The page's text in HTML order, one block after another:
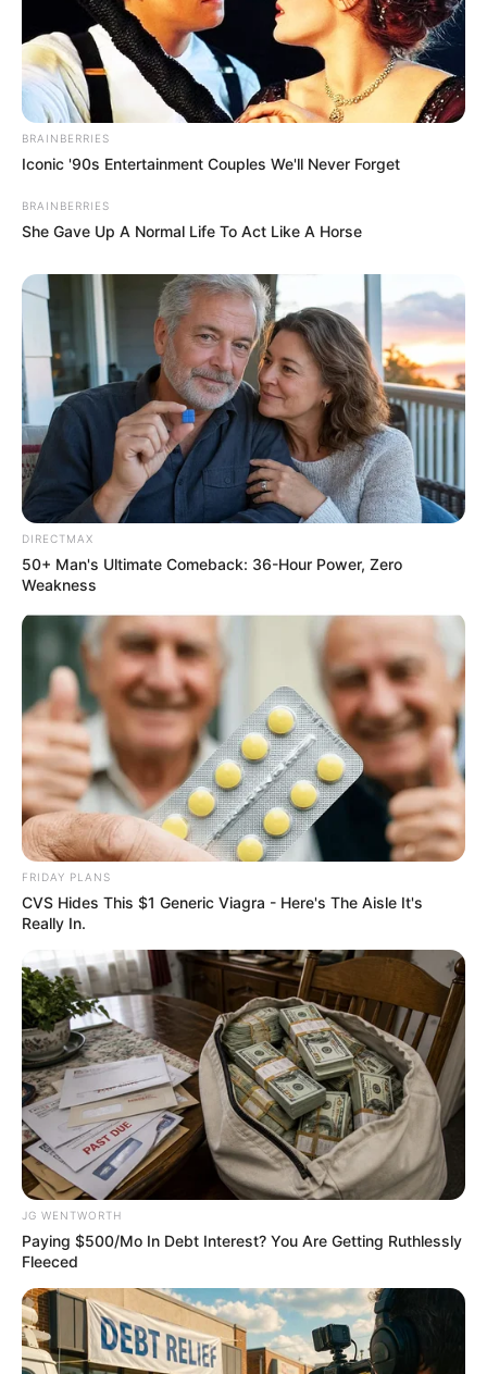
ดูดวง ความรัก ราศีกันย์ (เกิดวันที่ 16 ก.ย. – 16 ต.ค.)
ประจำเดือน สิงหาคม 2556
ดูดวง ความรัก ราศีตุลย์ (เกิดวันที่ 17 ต.ค. – 15 พ.ย.)
ประจำเดือน สิงหาคม 2556
ดูดวง ความรัก ราศีพิจิก (เกิดวันที่ 16 พ.ย. – 14 ธ.ค.)
ประจำเดือน สิงหาคม 2556
ดูดวง ความรัก ราศีธนู (เกิดวันที่ 15 ธ.ค. – 13 ม.ค.)
ประจำเดือน สิงหาคม 2556
BRAINBERRIES
Iconic '90s Entertainment Couples We'll Never Forget
BRAINBERRIES
She Gave Up A Normal Life To Act Like A Horse
DIRECTMAX
50+ Man's Ultimate Comeback: 36-Hour Power, Zero
Weakness
FRIDAY PLANS
CVS Hides This $1 Generic Viagra - Here's The Aisle It's
Really In.
JG WENTWORTH
Paying $500/Mo In Debt Interest? You Are Getting Ruthlessly
Fleeced